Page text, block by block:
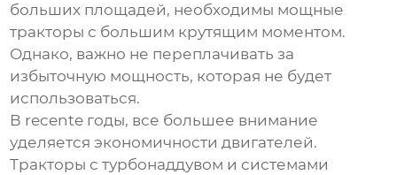
больших площадей, необходимы мощные
тракторы с большим крутящим моментом.
Однако, важно не переплачивать за
избыточную мощность, которая не будет
использоваться.
В recente годы, все большее внимание
уделяется экономичности двигателей.
Тракторы с турбонаддувом и системами